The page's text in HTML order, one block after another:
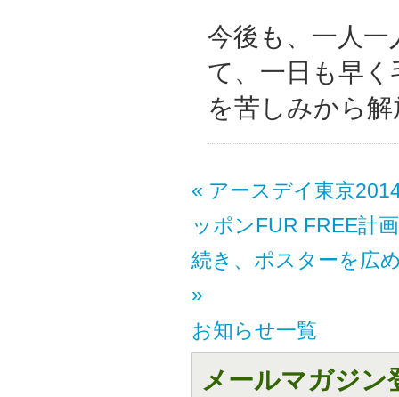
今後も、一人
て、一日も早
を苦しみから
« アースデイ東京
ッポンFUR FREE計
続き、ポスターを広
»
お知らせ一覧
メールマガジン